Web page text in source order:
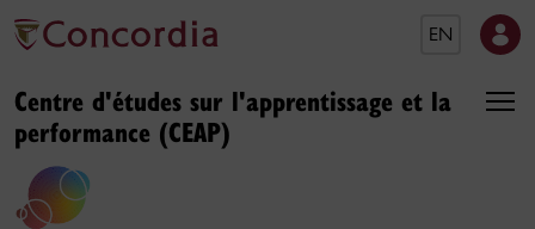
EN
Centre d'études sur l'apprentissage et la
performance (CEAP)